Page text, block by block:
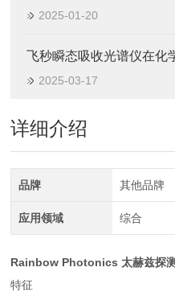
2025-01-20
飞秒瞬态吸收光谱仪在化
2025-03-17
详细介绍
品牌 其他品牌
应用领域 综合
Rainbow Photonics 太赫兹探
特征